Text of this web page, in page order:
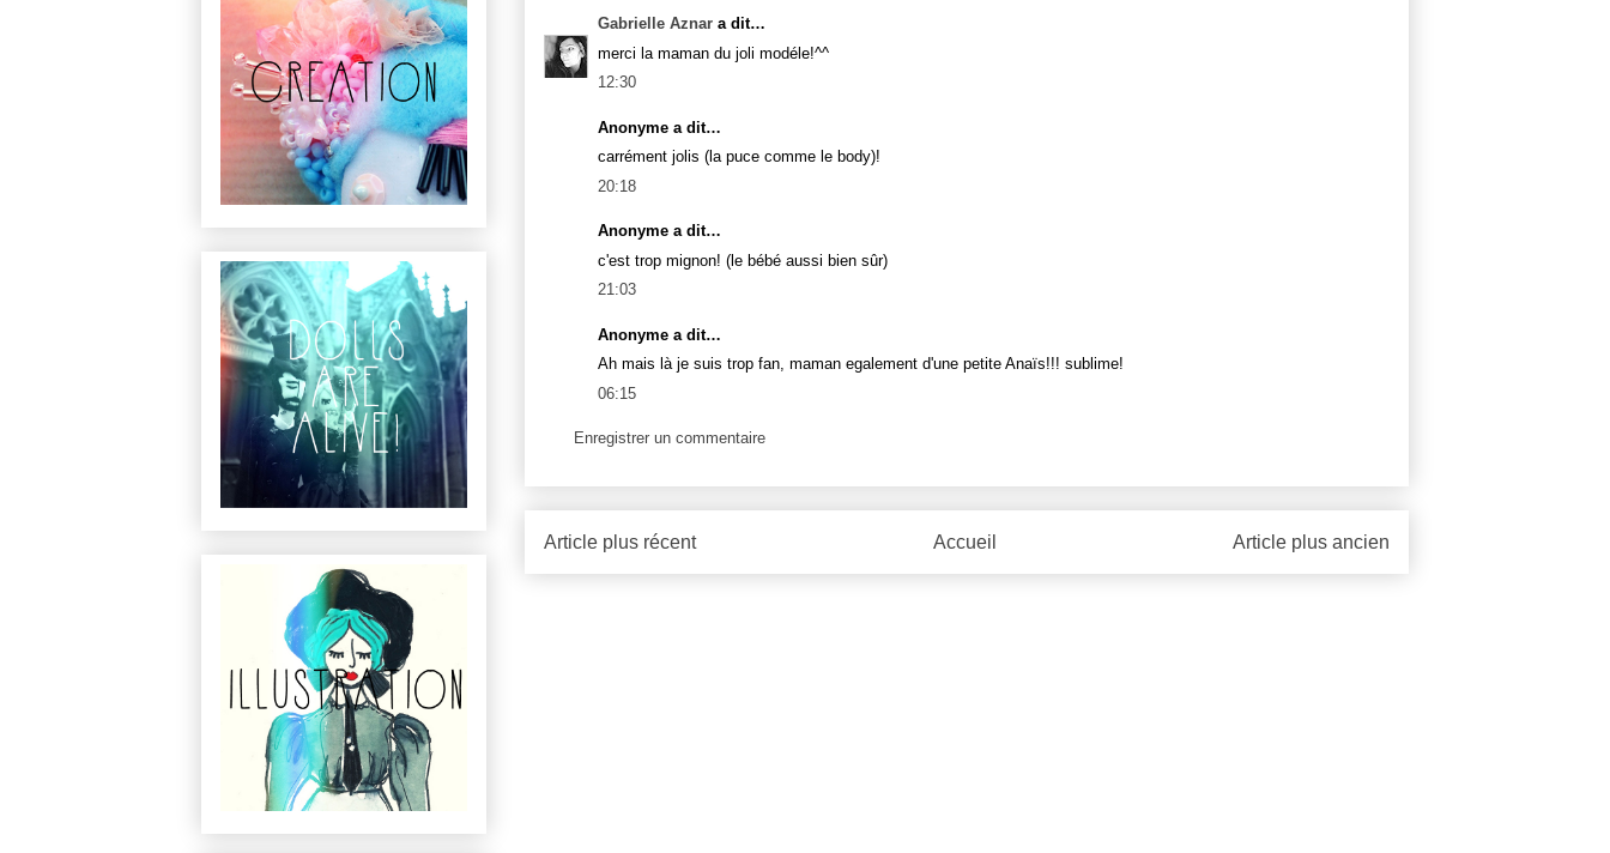
Gabrielle Aznar a dit…
merci la maman du joli modéle!^^
12:30
Anonyme a dit…
carrément jolis (la puce comme le body)!
20:18
Anonyme a dit…
c'est trop mignon! (le bébé aussi bien sûr)
21:03
Anonyme a dit…
Ah mais là je suis trop fan, maman egalement d'une petite Anaïs!!! sublime!
06:15
Enregistrer un commentaire
Article plus récent Article plus ancien
Accueil